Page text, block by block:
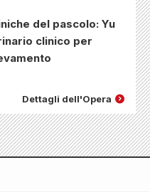
del pascolo: Yu
clinico per
Dettagli dell'Opera